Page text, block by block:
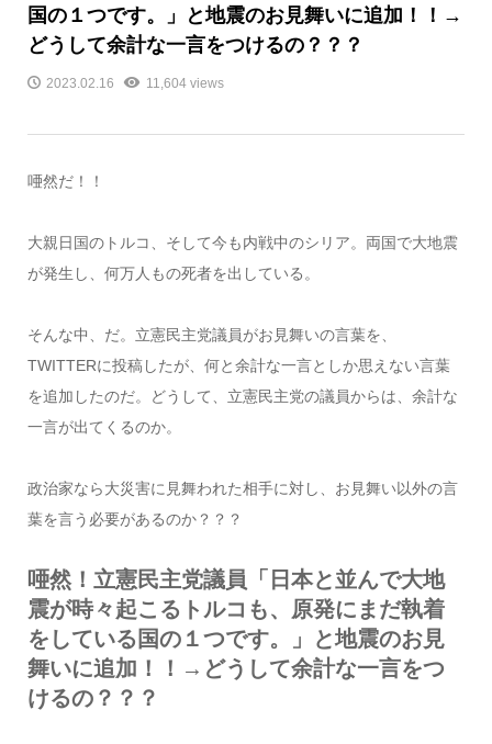
国の１つです。」と地震のお見舞いに追加！！→
どうして余計な一言をつけるの？？？
2023.02.16 11,604 views
唖然だ！！
大親日国のトルコ、そして今も内戦中のシリア。両国で大地震
が発生し、何万人もの死者を出している。
そんな中、だ。立憲民主党議員がお見舞いの言葉を、
TWITTERに投稿したが、何と余計な一言としか思えない言葉
を追加したのだ。どうして、立憲民主党の議員からは、余計な
一言が出てくるのか。
政治家なら大災害に見舞われた相手に対し、お見舞い以外の言
葉を言う必要があるのか？？？
唖然！立憲民主党議員「日本と並んで大地
震が時々起こるトルコも、原発にまだ執着
をしている国の１つです。」と地震のお見
舞いに追加！！→どうして余計な一言をつ
けるの？？？